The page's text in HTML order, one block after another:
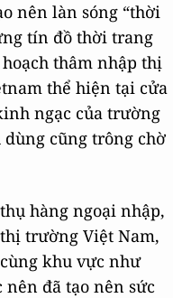
nên làn sóng “thời
tín đồ thời trang
thâm nhập thị
thể hiện tại cửa
ngạc của trường
cũng trông chờ
hàng ngoại nhập,
trường Việt Nam,
khu vực như
đã tạo nên sức